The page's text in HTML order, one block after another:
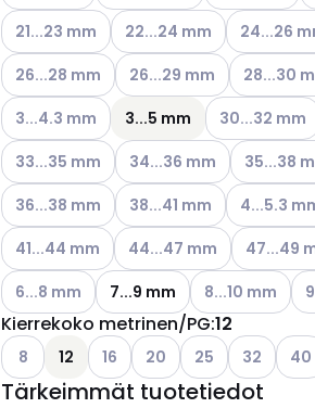
Katso käytettävissä olevat vaihtoehdot
21...23 mm Katso käytettävissä olevat
22...24 mm Katso
24...26
Katso käytettävissä olevat vaihtoehdot
26...28 mm Katso käytettävissä
26...29 mm Katso
28...30
Katso käytettävissä olevat vaihtoehdot
3...4.3 mm 3...5 mm Katso
30...32 mm
Katso käytettävissä olevat vaihtoehdot
33...35 mm Katso käytettävissä
34...36 mm Katso
35...38
Katso käytettävissä olevat vaihtoehdot
36...38 mm Katso käytettävissä
38...41 mm Katso
4...5.3
Katso käytettävissä olevat vaihtoehdot
41...44 mm Katso käytettävissä
44...47 mm Katso
47...49
Katso käytettävissä olevat vaihtoehdot
6...8 mm 7...9 mm Katso
8...10 mm
Kierrekoko metrinen/PG:12
Katso käytettävissä olevat vaihtoehdot
8 12 Katso käytettävissä olevat
16 Katso käytettävissä
20 Katso
25 Katso
32 40
Tärkeimmät tuotetiedot